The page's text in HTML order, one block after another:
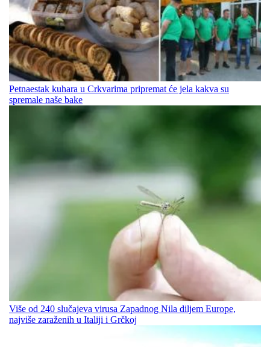
Petnaestak kuhara u Crkvarima pripremat će jela kakva su
spremale naše bake
Više od 240 slučajeva virusa Zapadnog Nila diljem Europe,
najviše zaraženih u Italiji i Grčkoj